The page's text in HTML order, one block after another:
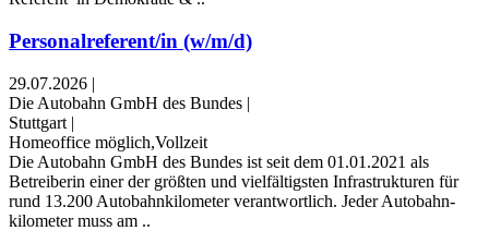
Personalreferent/in (w/m/d)
29.07.2026 |
Die Autobahn GmbH des Bundes |
Stuttgart |
Homeoffice möglich,Vollzeit
Die Autobahn GmbH des Bundes ist seit dem 01.01.2021 als
Betreiberin einer der größten und vielfältigsten Infrastrukturen für
rund 13.200 Autobahn­kilometer verantwortlich. Jeder Autobahn­
kilometer muss am ..